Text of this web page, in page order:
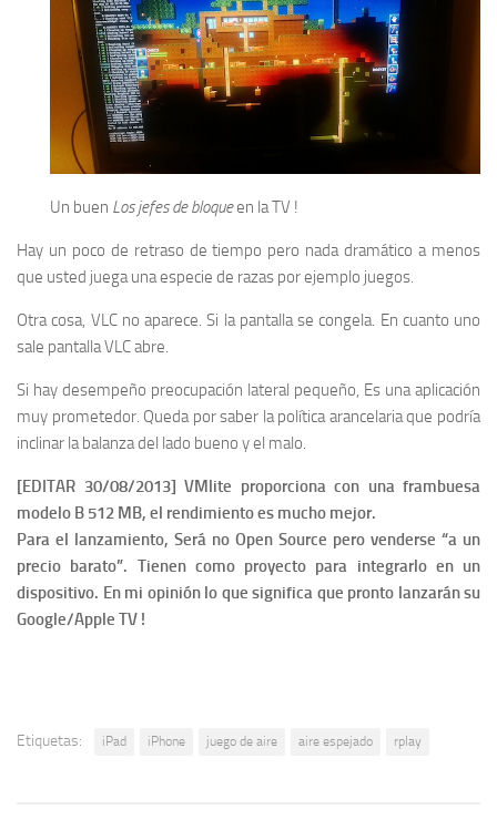
Un buen Los jefes de bloqueen la TV !
Hay un poco de retraso de tiempo pero nada dramático a menos
que usted juega una especie de razas por ejemplo juegos.
Otra cosa, VLC no aparece. Si la pantalla se congela. En cuanto uno
sale pantalla VLC abre.
Si hay desempeño preocupación lateral pequeño, Es una aplicación
muy prometedor. Queda por saber la política arancelaria que podría
inclinar la balanza del lado bueno y el malo.
[EDITAR 30/08/2013] VMlite proporciona con una frambuesa
modelo B 512 MB, el rendimiento es mucho mejor.
Para el lanzamiento, Será no Open Source pero venderse “a un
precio barato”. Tienen como proyecto para integrarlo en un
dispositivo. En mi opinión lo que significa que pronto lanzarán su
Google/Apple TV !
Etiquetas: iPad iPhone juego de aire aire espejado rplay